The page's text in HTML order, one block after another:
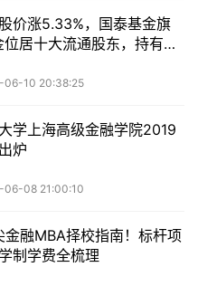
价涨5.33%，国泰基金旗
位居十大流通股东，持有
06-10 20:38:25
学上海高级金融学院2019
炉
06-08 21:00:10
融MBA择校指南！标杆项
制学费全梳理